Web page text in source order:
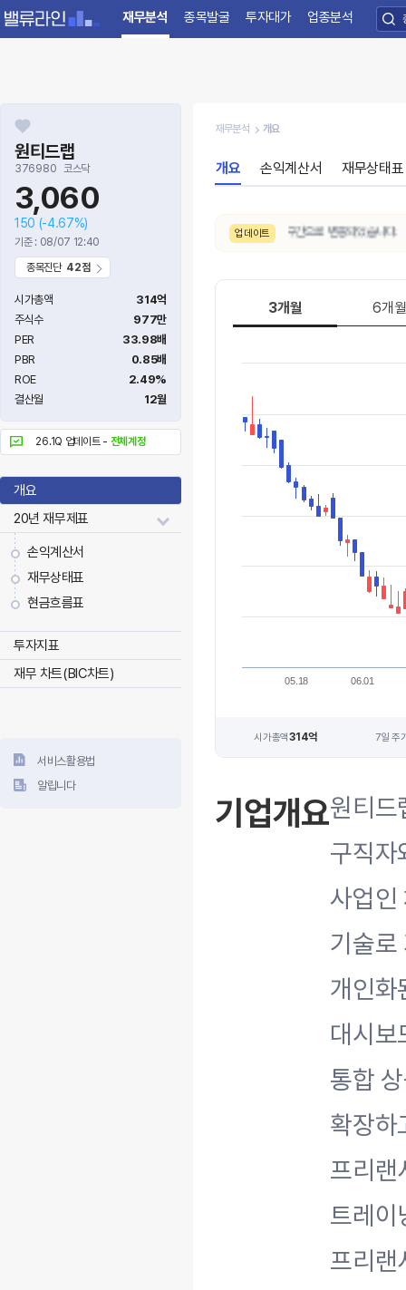
재무분석 종목발굴 투자대가 업종분석
원티드랩
376980 코스닥
3,060
150 (-4.67%)
기준 : 08/07 12:40
종목진단 42점
시가총액
314억
주식수
977만
PER
33.98배
PBR
0.85배
ROE
2.49%
결산월
12월
26.1Q 업데이트 - 전체계정
개요
20년 재무제표
손익계산서
재무상태표
현금흐름표
투자지표
재무 차트(BIC차트)
서비스활용법
알립니다
재무분석 개요
개요 손익계산서 재무상태표
업데이트
8/6. 밸류에이션이 매우저평가 → 저평가 구간으로 변동되었습니다.
3개월 6개월
05.18 06.01
시가총액314억 7일 주
기업개요원티드
구직자
사업인
기술로
개인화
대시보
통합
확장
프리랜
트레이
프리랜